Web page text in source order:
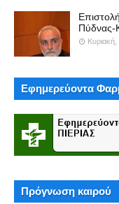
Πύδνας-
Κυριακή,
Εφημερεύοντα
Πρόγνωση καιρού